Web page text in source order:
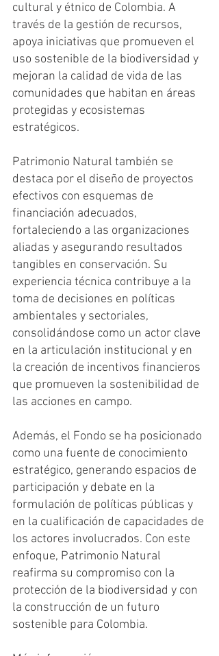
cultural y étnico de Colombia. A
través de la gestión de recursos,
apoya iniciativas que promueven el
uso sostenible de la biodiversidad y
mejoran la calidad de vida de las
comunidades que habitan en áreas
protegidas y ecosistemas
estratégicos.
Patrimonio Natural también se
destaca por el diseño de proyectos
efectivos con esquemas de
financiación adecuados,
fortaleciendo a las organizaciones
aliadas y asegurando resultados
tangibles en conservación. Su
experiencia técnica contribuye a la
toma de decisiones en políticas
ambientales y sectoriales,
consolidándose como un actor clave
en la articulación institucional y en
la creación de incentivos financieros
que promueven la sostenibilidad de
las acciones en campo.
Además, el Fondo se ha posicionado
como una fuente de conocimiento
estratégico, generando espacios de
participación y debate en la
formulación de políticas públicas y
en la cualificación de capacidades de
los actores involucrados. Con este
enfoque, Patrimonio Natural
reafirma su compromiso con la
protección de la biodiversidad y con
la construcción de un futuro
sostenible para Colombia.